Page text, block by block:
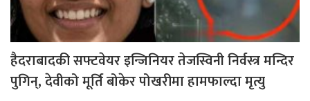
हैदराबादकी सफ्टवेयर इन्जिनियर तेजस्विनी निर्वस्त्र मन्दिर
पुगिन्, देवीको मूर्ति बोकेर पोखरीमा हामफाल्दा मृत्यु